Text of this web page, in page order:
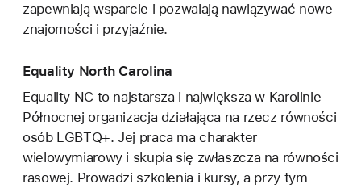
zapewniają wsparcie i pozwalają nawiązywać nowe
znajomości i przyjaźnie.
Equality North Carolina
Equality NC to najstarsza i największa w Karolinie
Północnej organizacja działająca na rzecz równości
osób LGBTQ+. Jej praca ma charakter
wielowymiarowy i skupia się zwłaszcza na równości
rasowej. Prowadzi szkolenia i kursy, a przy tym